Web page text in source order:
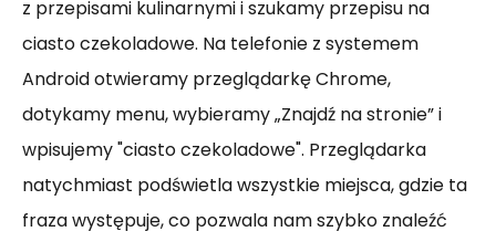
z przepisami kulinarnymi i szukamy przepisu na
ciasto czekoladowe. Na telefonie z systemem
Android otwieramy przeglądarkę Chrome,
dotykamy menu, wybieramy „Znajdź na stronie” i
wpisujemy "ciasto czekoladowe". Przeglądarka
natychmiast podświetla wszystkie miejsca, gdzie ta
fraza występuje, co pozwala nam szybko znaleźć